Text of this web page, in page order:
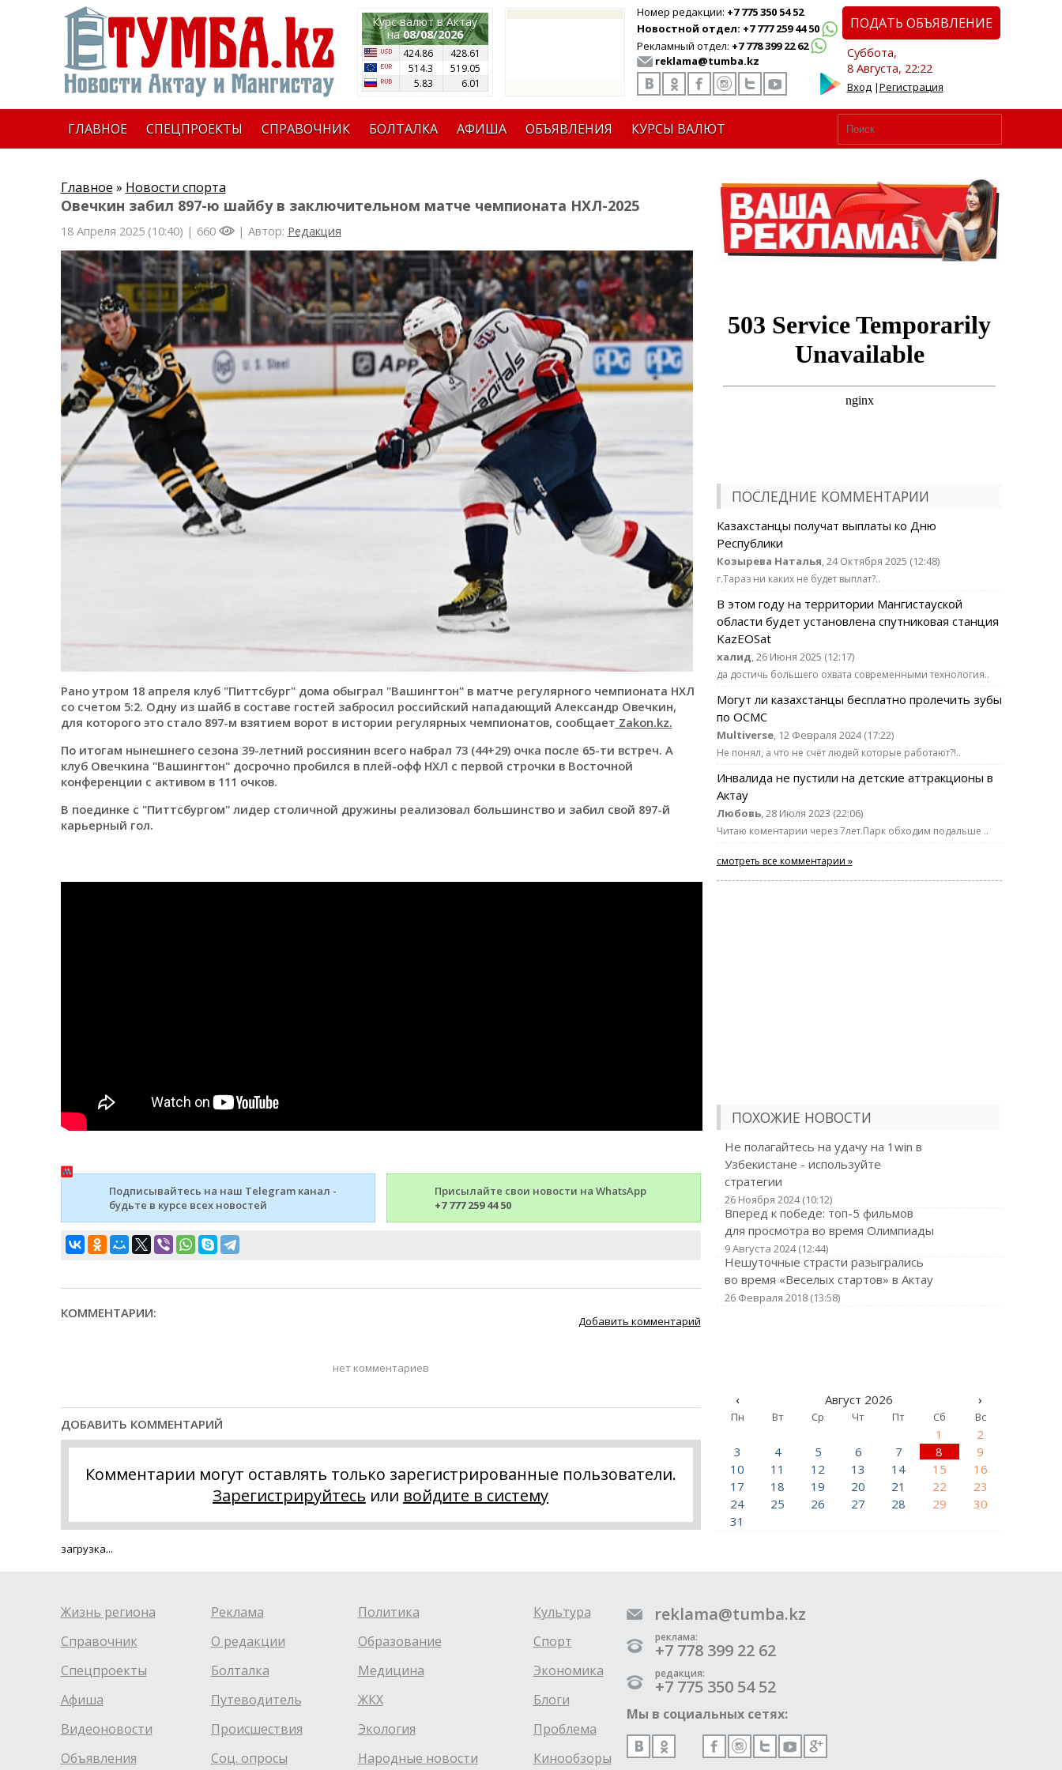
Курс валют в Актау
на08/08/2026
424.86
428.61
514.3
519.05
5.83
6.01
Номер редакции: +7 775 350 54 52
Новостной отдел: +7 777 259 44 50
Рекламный отдел: +7 778 399 22 62
reklama@tumba.kz
ПОДАТЬ ОБЪЯВЛЕНИЕ
Суббота,
8 Августа, 22:22
Вход|Регистрация
ГЛАВНОЕ СПЕЦПРОЕКТЫ СПРАВОЧНИК БОЛТАЛКА АФИША ОБЪЯВЛЕНИЯ КУРСЫ ВАЛЮТ
Главное » Новости спорта
Овечкин забил 897-ю шайбу в заключительном матче чемпионата НХЛ-2025
18 Апреля 2025 (10:40) | 660 | Автор: Редакция
Рано утром 18 апреля клуб "Питтсбург" дома обыграл "Вашингтон" в матче регулярного чемпионата НХЛ
со счетом 5:2. Одну из шайб в составе гостей забросил российский нападающий Александр Овечкин,
для которого это стало 897-м взятием ворот в истории регулярных чемпионатов, сообщает Zakon.kz.
По итогам нынешнего сезона 39-летний россиянин всего набрал 73 (44+29) очка после 65-ти встреч. А
клуб Овечкина "Вашингтон" досрочно пробился в плей-офф НХЛ с первой строчки в Восточной
конференции с активом в 111 очков.
В поединке с "Питтсбургом" лидер столичной дружины реализовал большинство и забил свой 897-й
карьерный гол.
Подписывайтесь на наш Telegram канал -
будьте в курсе всех новостей
Присылайте свои новости на WhatsApp
+7 777 259 44 50
КОММЕНТАРИИ:
Добавить комментарий
нет комментариев
ДОБАВИТЬ КОММЕНТАРИЙ
Комментарии могут оставлять только зарегистрированные пользователи.
Зарегистрируйтесь или войдите в систему
загрузка...
ПОСЛЕДНИЕ КОММЕНТАРИИ
Казахстанцы получат выплаты ко Дню
Республики
Козырева Наталья, 24 Октября 2025 (12:48)
г.Тараз ни каких не будет выплат?..
В этом году на территории Мангистауской
области будет установлена спутниковая станция
KazEOSat
халид, 26 Июня 2025 (12:17)
да достичь большего охвата современными технология..
Могут ли казахстанцы бесплатно пролечить зубы
по ОСМС
Multiverse, 12 Февраля 2024 (17:22)
Не понял, а что не счёт людей которые работают?!..
Инвалида не пустили на детские аттракционы в
Актау
Любовь, 28 Июля 2023 (22:06)
Читаю коментарии через 7лет.Парк обходим подальше ..
смотреть все комментарии »
ПОХОЖИЕ НОВОСТИ
Не полагайтесь на удачу на 1win в
Узбекистане - используйте
стратегии
26 Ноября 2024 (10:12)
Вперед к победе: топ-5 фильмов
для просмотра во время Олимпиады
9 Августа 2024 (12:44)
Нешуточные страсти разыгрались
во время «Веселых стартов» в Актау
26 Февраля 2018 (13:58)
‹ Август 2026 ›
Пн Вт Ср Чт Пт Сб Вс
1
2
3
4 5 6 7 8
9
10
11 12 13 14 15
16
17
18 19 20 21 22
23
24
25 26 27 28 29
30
31
Жизнь региона
Справочник
Спецпроекты
Афиша
Видеоновости
Объявления
Реклама
О редакции
Болталка
Путеводитель
Происшествия
Соц. опросы
Политика
Образование
Медицина
ЖКХ
Экология
Народные новости
Культура
Спорт
Экономика
Блоги
Проблема
Кинообзоры
reklama@tumba.kz
реклама:
+7 778 399 22 62
редакция:
+7 775 350 54 52
Мы в социальных сетях: